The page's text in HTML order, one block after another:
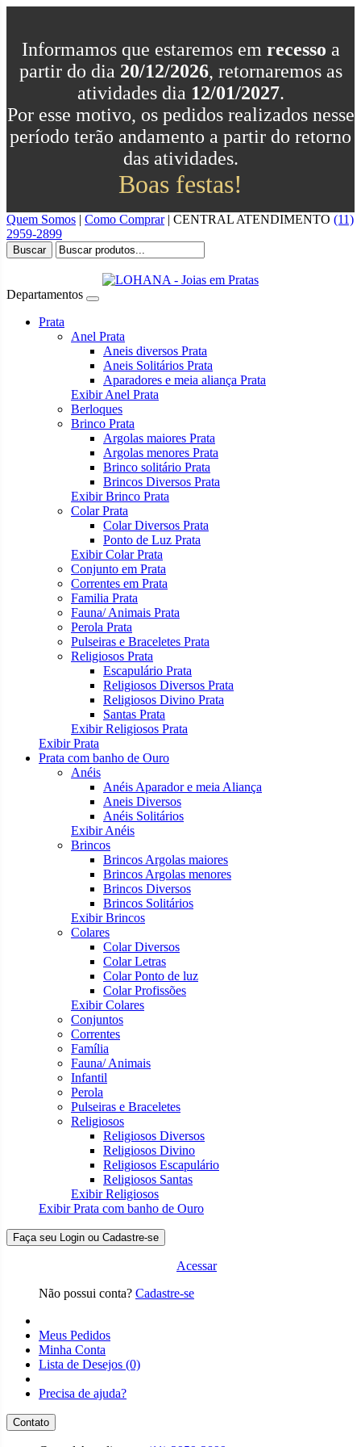
Informamos que estaremos em recesso a
partir do dia 20/12/2026, retornaremos as
atividades dia 12/01/2027.
Por esse motivo, os pedidos realizados nesse
período terão andamento a partir do retorno
das atividades.
Boas festas!
Quem Somos | Como Comprar | CENTRAL ATENDIMENTO (11)
2959-2899
Buscar
Departamentos
Prata
Anel Prata
Aneis diversos Prata
Aneis Solitários Prata
Aparadores e meia aliança Prata
Exibir Anel Prata
Berloques
Brinco Prata
Argolas maiores Prata
Argolas menores Prata
Brinco solitário Prata
Brincos Diversos Prata
Exibir Brinco Prata
Colar Prata
Colar Diversos Prata
Ponto de Luz Prata
Exibir Colar Prata
Conjunto em Prata
Correntes em Prata
Familia Prata
Fauna/ Animais Prata
Perola Prata
Pulseiras e Braceletes Prata
Religiosos Prata
Escapulário Prata
Religiosos Diversos Prata
Religiosos Divino Prata
Santas Prata
Exibir Religiosos Prata
Exibir Prata
Prata com banho de Ouro
Anéis
Anéis Aparador e meia Aliança
Aneis Diversos
Anéis Solitários
Exibir Anéis
Brincos
Brincos Argolas maiores
Brincos Argolas menores
Brincos Diversos
Brincos Solitários
Exibir Brincos
Colares
Colar Diversos
Colar Letras
Colar Ponto de luz
Colar Profissões
Exibir Colares
Conjuntos
Correntes
Família
Fauna/ Animais
Infantil
Perola
Pulseiras e Braceletes
Religiosos
Religiosos Diversos
Religiosos Divino
Religiosos Escapulário
Religiosos Santas
Exibir Religiosos
Exibir Prata com banho de Ouro
Faça seu Login ou Cadastre-se
Acessar
Não possui conta? Cadastre-se
Meus Pedidos
Minha Conta
Lista de Desejos (0)
Precisa de ajuda?
Contato